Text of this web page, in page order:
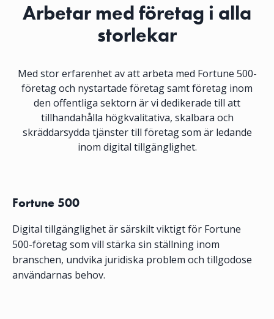
Arbetar med företag i alla
storlekar
Med stor erfarenhet av att arbeta med Fortune 500-
företag och nystartade företag samt företag inom
den offentliga sektorn är vi dedikerade till att
tillhandahålla högkvalitativa, skalbara och
skräddarsydda tjänster till företag som är ledande
inom digital tillgänglighet.
Fortune 500
Digital tillgänglighet är särskilt viktigt för Fortune
500-företag som vill stärka sin ställning inom
branschen, undvika juridiska problem och tillgodose
användarnas behov.